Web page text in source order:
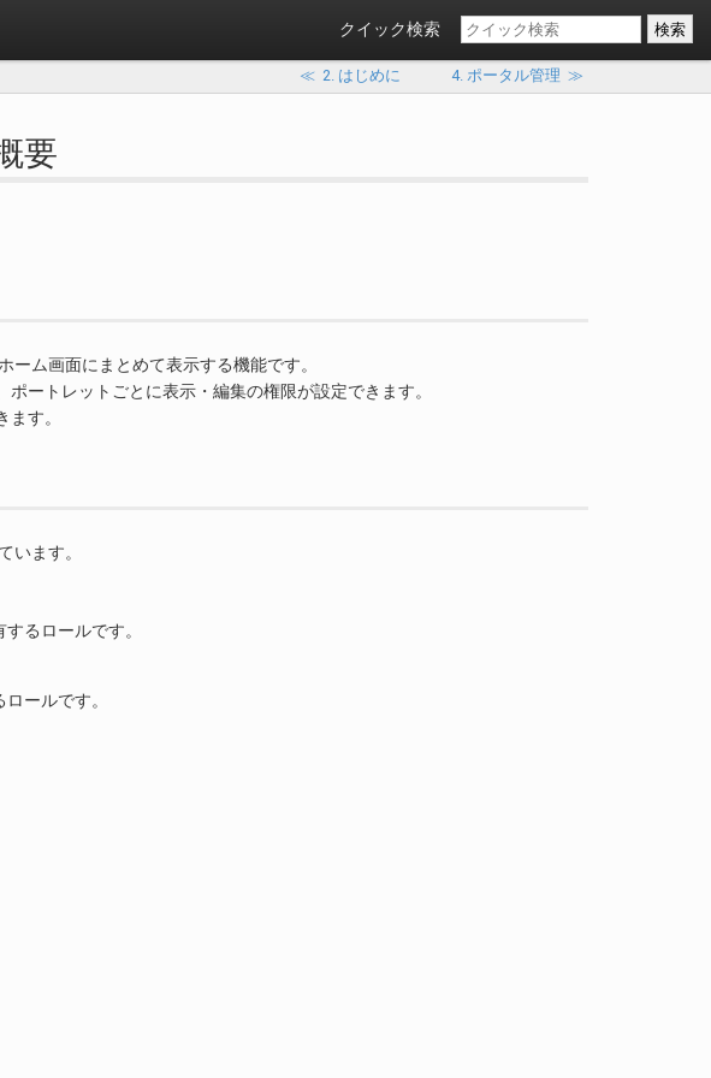
クイック検索
≪ 2. はじめに 4. ポータル管理 ≫
要
ム画面にまとめて表示する機能です。
ートレットごとに表示・編集の権限が設定できます。
す。
います。
るロールです。
ールです。